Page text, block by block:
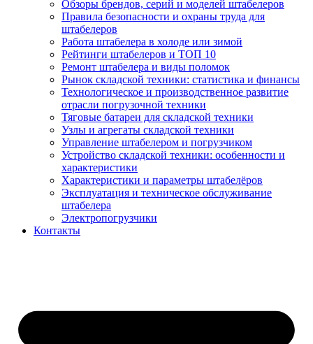
Обзоры брендов, серий и моделей штабелеров
Правила безопасности и охраны труда для
штабелеров
Работа штабелера в холоде или зимой
Рейтинги штабелеров и ТОП 10
Ремонт штабелера и виды поломок
Рынок складской техники: статистика и финансы
Технологическое и производственное развитие
отрасли погрузочной техники
Тяговые батареи для складской техники
Узлы и агрегаты складской техники
Управление штабелером и погрузчиком
Устройство складской техники: особенности и
характеристики
Характеристики и параметры штабелёров
Эксплуатация и техническое обслуживание
штабелера
Электропогрузчики
Контакты